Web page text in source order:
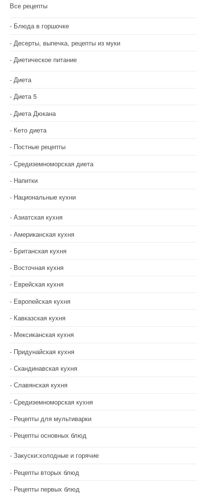
Все рецепты
Блюда в горшочке
Десерты, выпечка, рецепты из муки
Диетическое питание
Диета
Диета 5
Диета Дюкана
Кето диета
Постные рецепты
Средиземноморская диета
Напитки
Национальные кухни
Азиатская кухня
Американская кухня
Британская кухня
Восточная кухня
Еврейская кухня
Европейская кухня
Кавказская кухня
Мексиканская кухня
Придунайская кухня
Скандинавская кухня
Славянская кухня
Средиземноморская кухня
Рецепты для мультиварки
Рецепты основных блюд
Закуски:холодные и горячие
Рецепты вторых блюд
Рецепты первых блюд